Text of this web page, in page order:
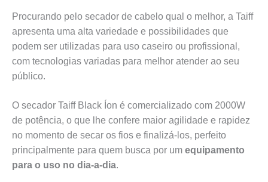
Procurando pelo secador de cabelo qual o melhor, a Taiff
apresenta uma alta variedade e possibilidades que
podem ser utilizadas para uso caseiro ou profissional,
com tecnologias variadas para melhor atender ao seu
público.
O secador Taiff Black Íon é comercializado com 2000W
de potência, o que lhe confere maior agilidade e rapidez
no momento de secar os fios e finalizá-los, perfeito
principalmente para quem busca por um equipamento
para o uso no dia-a-dia.